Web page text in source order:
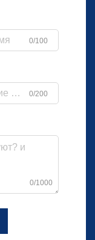
0/100
0/200
0/1000